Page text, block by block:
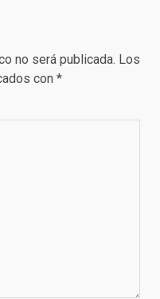
no será publicada. Los
con *